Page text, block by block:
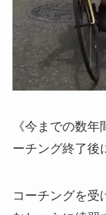
《今までの数
ーチング終了後
コーチングを受